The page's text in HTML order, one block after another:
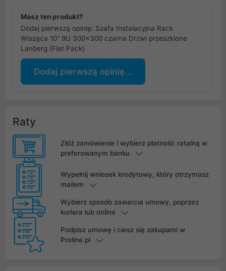
Masz ten produkt?
Dodaj pierwszą opinię: Szafa Instalacyjna Rack
Wisząca 10" 9U 300x300 czarna Drzwi przeszklone
Lanberg (Flat Pack)
Dodaj pierwszą opinię...
Raty
Złóż zamówienie i wybierz płatność ratalną w
preferowanym banku
Wypełnij wniosek kredytowy, który otrzymasz
mailem
Wybierz sposób zawarcia umowy, poprzez
kuriera lub online
Podpisz umowę i ciesz się zakupami w
Proline.pl